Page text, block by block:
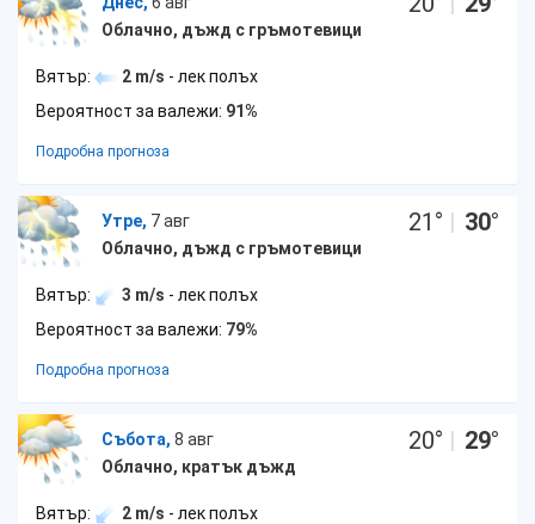
Облачно, дъжд с гръмотевици
Вятър: 2 m/s - лек полъх
Вероятност за валежи: 91%
Подробна прогноза
Утре, 7 авг
Облачно, дъжд с гръмотевици
21 ° | 30°
Вятър: 3 m/s - лек полъх
Вероятност за валежи: 79%
Подробна прогноза
Събота, 8 авг
Облачно, кратък дъжд
20° | 29°
Вятър: 2 m/s - лек полъх